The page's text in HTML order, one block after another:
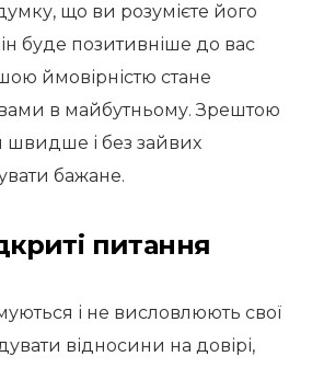
що ви розумієте його
буде позитивніше до вас
ймовірністю стане
в майбутньому. Зрештою
і без зайвих
бажане.
питання
і не висловлюють свої
відносини на довірі,